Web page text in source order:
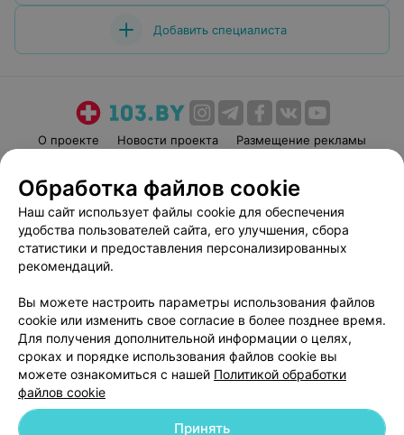
Добавить специалиста
О проекте Новости проекта
Размещение рекламы
Пользовательское соглашение
Способы оплаты
Вакансии
Партнеры
Написать руководителю 103.by
Обработка персональных данных
Обработка файлов cookie
Наш сайт использует файлы cookie для обеспечения
удобства пользователей сайта, его улучшения, сбора
статистики и предоставления персонализированных
рекомендаций.
Вы можете настроить параметры использования файлов
cookie или изменить свое согласие в более позднее время.
Для получения дополнительной информации о целях,
сроках и порядке использования файлов cookie вы
можете ознакомиться с нашей Политикой обработки
файлов cookie
Принять